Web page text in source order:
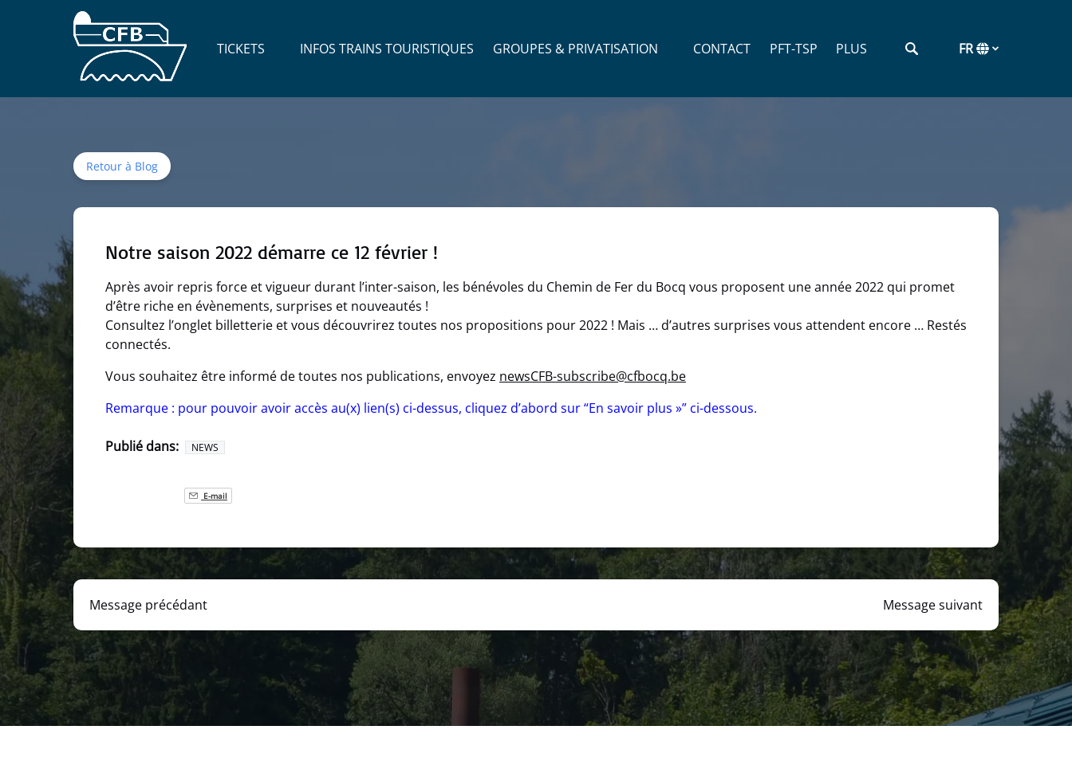
Aller à la navigation principale
Aller au contenu
Aller au pied de page
TICKETS
Menu
INFOS TRAINS TOURISTIQUES GROUPES & PRIVATISATION CONTACT PFT-TSP PLUS
Menu
langue
FR
Retour à Blog
Notre saison 2022 démarre ce 12 février !
Après avoir repris force et vigueur durant l’inter-saison, les bénévoles du Chemin de Fer du Bocq vous proposent une année 2022 qui promet
d’être riche en évènements, surprises et nouveautés !
Consultez l’onglet billetterie et vous découvrirez toutes nos propositions pour 2022 ! Mais … d’autres surprises vous attendent encore … Restés
connectés.
Vous souhaitez être informé de toutes nos publications, envoyez newsCFB-subscribe@cfbocq.be
Remarque : pour pouvoir avoir accès au(x) lien(s) ci-dessus, cliquez d’abord sur “En savoir plus »” ci-dessous.
Publié dans: NEWS
E-mail
Message précédant Message suivant